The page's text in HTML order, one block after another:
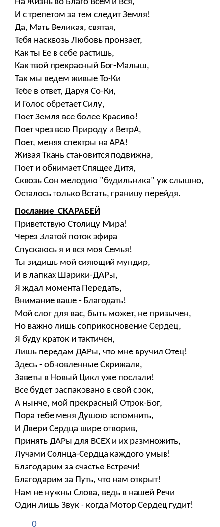
На Жизнь во Благо Всем и Вся,
И с трепетом за тем следит Земля!
Да, Мать Великая, святая,
Тебя насквозь Любовь пронзает,
Как ты Ее в себе растишь,
Как твой прекрасный Бог-Малыш,
Так мы ведем живые То-Ки
Тебе в ответ, Даруя Со-Ки,
И Голос обретает Силу,
Поет Земля все более Красиво!
Поет чрез всю Природу и ВетрА,
Поет, меняя спектры на АРА!
Живая Ткань становится подвижна,
Поет и обнимает Спящее Дитя,
Сквозь Сон мелодию "будильника" уж слышно,
Осталось только Встать, границу перейдя.
Послание СКАРАБЕЙ
Приветствую Столицу Мира!
Через Златой поток эфира
Спускаюсь я и вся моя Семья!
Ты видишь мой сияющий мундир,
И в лапках Шарики-ДАРы,
Я ждал момента Передать,
Внимание ваше - Благодать!
Мой слог для вас, быть может, не привычен,
Но важно лишь соприкосновение Сердец,
Я буду краток и тактичен,
Лишь передам ДАРы, что мне вручил Отец!
Здесь - обновленные Скрижали,
Заветы в Новый Цикл уже послали!
Все будет распаковано в свой срок,
А нынче, мой прекрасный Отрок-Бог,
Пора тебе меня Душою вспомнить,
И Двери Сердца шире отворив,
Принять ДАРы для ВСЕХ и их размножить,
Лучами Солнца-Сердца каждого умыв!
Благодарим за счастье Встречи!
Благодарим за Путь, что нам открыт!
Нам не нужны Слова, ведь в нашей Речи
Один лишь Звук - когда Мотор Сердец гудит!
0